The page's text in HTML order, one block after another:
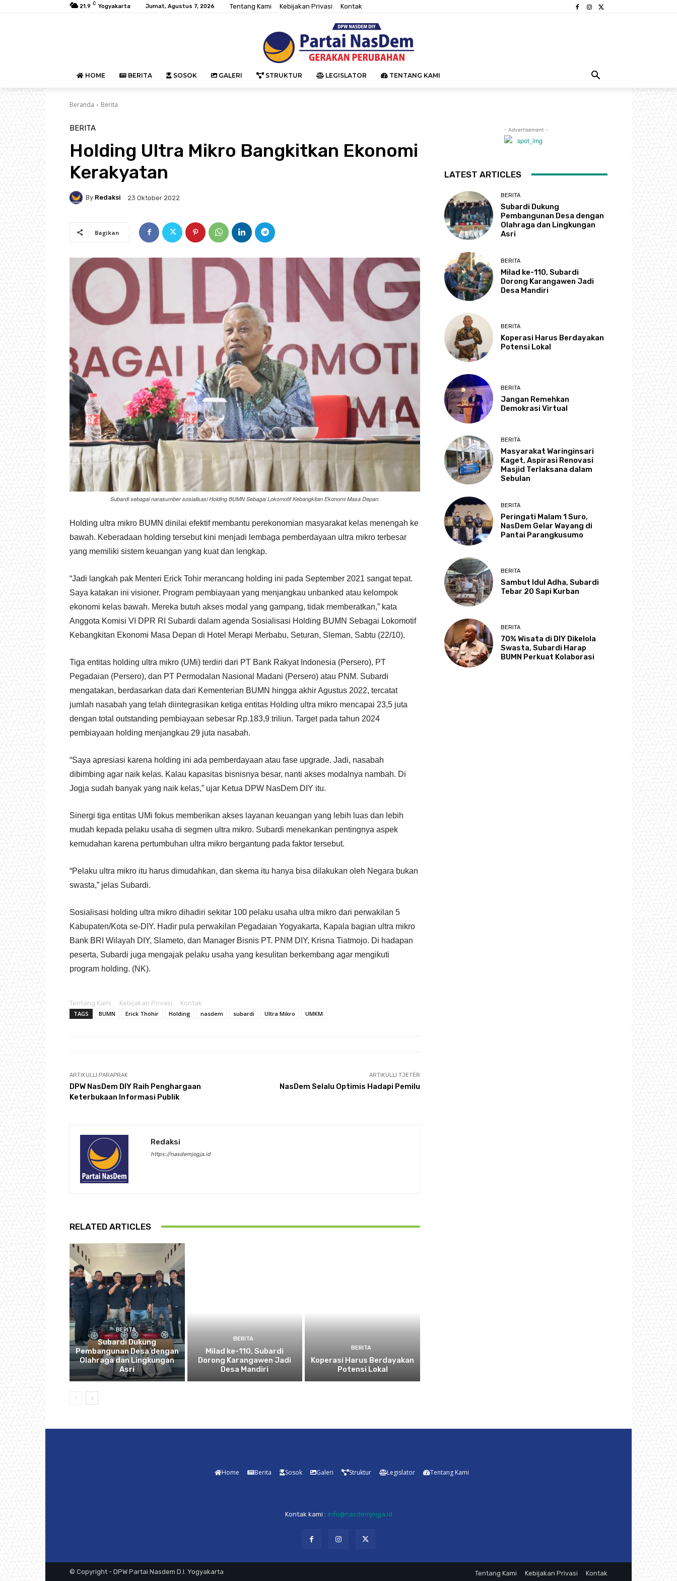
21.9 C Yogyakarta Jumat, Agustus 7, 2026 Tentang Kami Kebijakan Privasi Kontak
HOME BERITA SOSOK GALERI STRUKTUR LEGISLATOR TENTANG KAMI
Beranda Berita
BERITA
Holding Ultra Mikro Bangkitkan Ekonomi
Kerakyatan
By Redaksi 23 Oktober 2022
Bagikan
Subardi sebagai narasumber sosialisasi Holding BUMN Sebagai Lokomotif Kebangkitan Ekonomi Masa Depan.
Holding ultra mikro BUMN dinilai efektif membantu perekonomian masyarakat kelas menengah ke
bawah. Keberadaan holding tersebut kini menjadi lembaga pemberdayaan ultra mikro terbesar
yang memiliki sistem keuangan yang kuat dan lengkap.
“Jadi langkah pak Menteri Erick Tohir merancang holding ini pada September 2021 sangat tepat.
Saya katakan ini visioner. Program pembiayaan yang menjangkau unbanked atau kelompok
ekonomi kelas bawah. Mereka butuh akses modal yang gampang, tidak memberatkan,” kata
Anggota Komisi VI DPR RI Subardi dalam agenda Sosialisasi Holding BUMN Sebagai Lokomotif
Kebangkitan Ekonomi Masa Depan di Hotel Merapi Merbabu, Seturan, Sleman, Sabtu (22/10).
Tiga entitas holding ultra mikro (UMi) terdiri dari PT Bank Rakyat Indonesia (Persero), PT
Pegadaian (Persero), dan PT Permodalan Nasional Madani (Persero) atau PNM. Subardi
mengatakan, berdasarkan data dari Kementerian BUMN hingga akhir Agustus 2022, tercatat
jumlah nasabah yang telah diintegrasikan ketiga entitas Holding ultra mikro mencapai 23,5 juta
dengan total outstanding pembiayaan sebesar Rp.183,9 triliun. Target pada tahun 2024
pembiayaan holding menjangkau 29 juta nasabah.
“Saya apresiasi karena holding ini ada pemberdayaan atau fase upgrade. Jadi, nasabah
dibimbing agar naik kelas. Kalau kapasitas bisnisnya besar, nanti akses modalnya nambah. Di
Jogja sudah banyak yang naik kelas,” ujar Ketua DPW NasDem DIY itu.
Sinergi tiga entitas UMi fokus memberikan akses layanan keuangan yang lebih luas dan lebih
mudah kepada pelaku usaha di segmen ultra mikro. Subardi menekankan pentingnya aspek
kemudahan karena pertumbuhan ultra mikro bergantung pada faktor tersebut.
“Pelaku ultra mikro itu harus dimudahkan, dan skema itu hanya bisa dilakukan oleh Negara bukan
swasta,” jelas Subardi.
Sosialisasi holding ultra mikro dihadiri sekitar 100 pelaku usaha ultra mikro dari perwakilan 5
Kabupaten/Kota se-DIY. Hadir pula perwakilan Pegadaian Yogyakarta, Kapala bagian ultra mikro
Bank BRI Wilayah DIY, Slameto, dan Manager Bisnis PT. PNM DIY, Krisna Tiatmojo. Di hadapan
peserta, Subardi juga mengajak pelaku usaha yang kesulitan berkembang agar mengikuti
program holding. (NK).
Tentang Kami Kebijakan Privasi
Kontak
TAGS
BUMN Erick Thohir Holding nasdem subardi Ultra Mikro UMKM
ARTIKULLI PARAPRAK
DPW NasDem DIY Raih Penghargaan
Keterbukaan Informasi Publik
ARTIKULLI TJETËR
NasDem Selalu Optimis Hadapi Pemilu
Redaksi
https://nasdemjogja.id
RELATED ARTICLES
BERITA
Subardi Dukung
Pembangunan Desa dengan
Olahraga dan Lingkungan
Asri
BERITA
Milad ke-110, Subardi
Dorong Karangawen Jadi
Desa Mandiri
BERITA
Koperasi Harus Berdayakan
Potensi Lokal
- Advertisement -
LATEST ARTICLES
BERITA
Subardi Dukung
Pembangunan Desa dengan
Olahraga dan Lingkungan
Asri
BERITA
Milad ke-110, Subardi
Dorong Karangawen Jadi
Desa Mandiri
BERITA
Koperasi Harus Berdayakan
Potensi Lokal
BERITA
Jangan Remehkan
Demokrasi Virtual
BERITA
Masyarakat Waringinsari
Kaget, Aspirasi Renovasi
Masjid Terlaksana dalam
Sebulan
BERITA
Peringati Malam 1 Suro,
NasDem Gelar Wayang di
Pantai Parangkusumo
BERITA
Sambut Idul Adha, Subardi
Tebar 20 Sapi Kurban
BERITA
70% Wisata di DIY Dikelola
Swasta, Subardi Harap
BUMN Perkuat Kolaborasi
Home Berita Sosok Galeri Struktur Legislator Tentang Kami
Kontak kami : info@nasdemjogja.id
© Copyright - DPW Partai Nasdem D.I. Yogyakarta Tentang Kami Kebijakan Privasi Kontak